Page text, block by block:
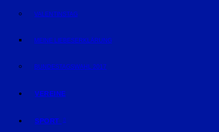
VALENTINSTAG
MEINE LIEBESERKLÄRUNG
BUNDESTAGSWAHL 2017
VEREINE
SPORT